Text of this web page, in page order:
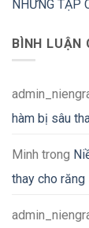
NHỮNG TẠP
BÌNH LUẬN
hàm bị sâu
Minh trong
thay cho răng